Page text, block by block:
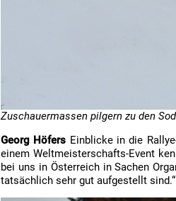
Zuschauermassen pilgern zu den
Georg Höfers Einblicke in die
einem Weltmeisterschafts-Event
bei uns in Österreich in Sachen
tatsächlich sehr gut aufgestellt sind.“